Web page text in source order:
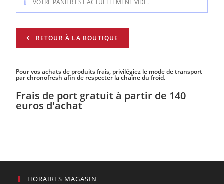
VOTRE PANIER EST ACTUELLEMENT VIDE.
RETOUR À LA BOUTIQUE
Pour vos achats de produits frais, privilégiez le mode de transport
par chronofresh afin de respecter la chaîne du froid.
Frais de port gratuit à partir de 140
euros d'achat
HORAIRES MAGASIN